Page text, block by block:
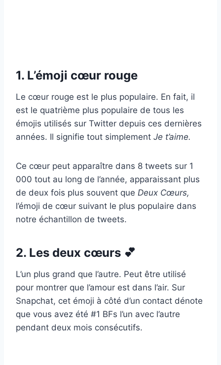
1. L’émoji cœur rouge
Le cœur rouge est le plus populaire. En fait, il
est le quatrième plus populaire de tous les
émojis utilisés sur Twitter depuis ces dernières
années. Il signifie tout simplement Je t’aime.
Ce cœur peut apparaître dans 8 tweets sur 1
000 tout au long de l’année, apparaissant plus
de deux fois plus souvent que Deux Cœurs,
l’émoji de cœur suivant le plus populaire dans
notre échantillon de tweets.
2. Les deux cœurs 💕
L’un plus grand que l’autre. Peut être utilisé
pour montrer que l’amour est dans l’air. Sur
Snapchat, cet émoji à côté d’un contact dénote
que vous avez été #1 BFs l’un avec l’autre
pendant deux mois consécutifs.